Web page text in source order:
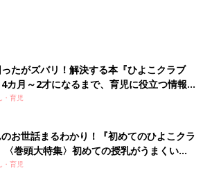
たがズバリ！解決する本『ひよこクラブ
月～2才になるまで、育児に役立つ情報が
・育児
お世話まるわかり！『初めてのひよこクラ
〈巻頭大特集〉初めての授乳がうまくい
ぱい・ミルクの基本と夏のトラブル 解決テ
・育児